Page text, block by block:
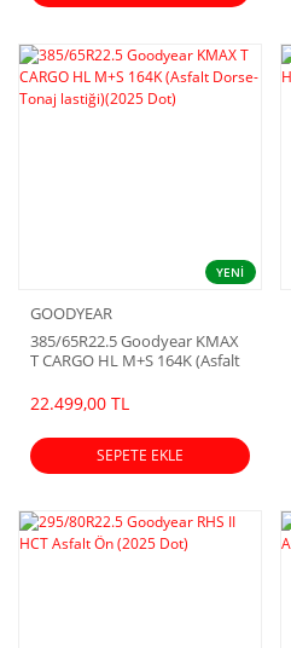
YENİ
GOODYEAR
385/65R22.5 Goodyear KMAX
T CARGO HL M+S 164K (Asfalt
22.499,00 TL
SEPETE EKLE